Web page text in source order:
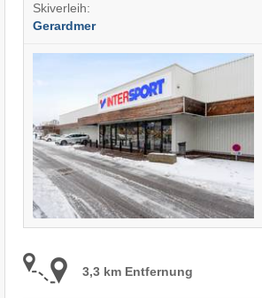
Skiverleih:
Gerardmer
3,3 km Entfernung